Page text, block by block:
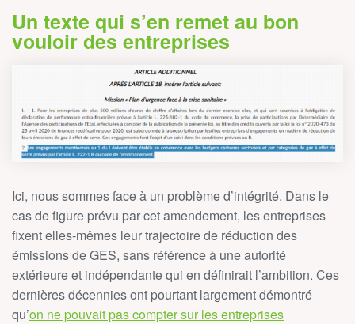
Un texte qui s’en remet au bon
vouloir des entreprises
Ici, nous sommes face à un problème d’intégrité. Dans le
cas de figure prévu par cet amendement, les entreprises
fixent elles-mêmes leur trajectoire de réduction des
émissions de GES, sans référence à une autorité
extérieure et indépendante qui en définirait l’ambition. Ces
dernières décennies ont pourtant largement démontré
qu’on ne pouvait pas compter sur les entreprises